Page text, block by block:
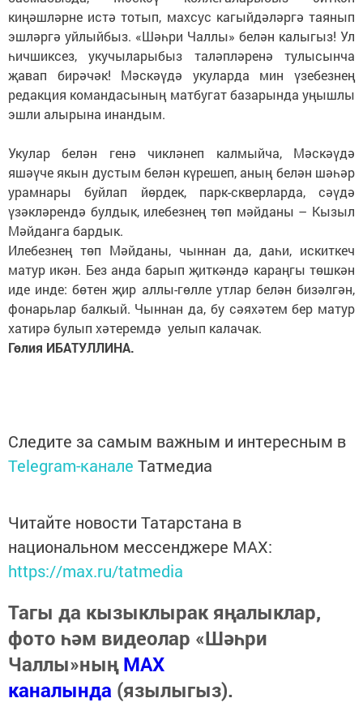
киңәшләрне истә тотып, махсус кагыйдәләргә таянып
эшләргә уйлыйбыз. «Шәһри Чаллы» белән калыгыз! Ул
һичшиксез, укучыларыбыз таләпләренә тулысынча
җавап бирәчәк! Мәскәүдә укуларда мин үзебезнең
редакция командасының матбугат базарында уңышлы
эшли алырына инандым.
Укулар белән генә чикләнеп калмыйча, Мәскәүдә
яшәүче якын дустым белән күрешеп, аның белән шәһәр
урамнары буйлап йөрдек, парк-скверларда, сәүдә
үзәкләрендә булдык, илебезнең төп мәйданы – Кызыл
Мәйданга бардык.
Илебезнең төп Мәйданы, чыннан да, даһи, искиткеч
матур икән. Без анда барып җиткәндә караңгы төшкән
иде инде: бөтен җир аллы-гөлле утлар белән бизәлгән,
фонарьлар балкый. Чыннан да, бу сәяхәтем бер матур
хатирә булып хәтеремдә уелып калачак.
Гөлия ИБАТУЛЛИНА.
Следите за самым важным и интересным в
Telegram-канале Татмедиа
Читайте новости Татарстана в
национальном мессенджере MАХ:
https://max.ru/tatmedia
Тагы да кызыклырак яңалыклар,
фото һәм видеолар «Шәһри
Чаллы»ныңMAX
каналында (язылыгыз).